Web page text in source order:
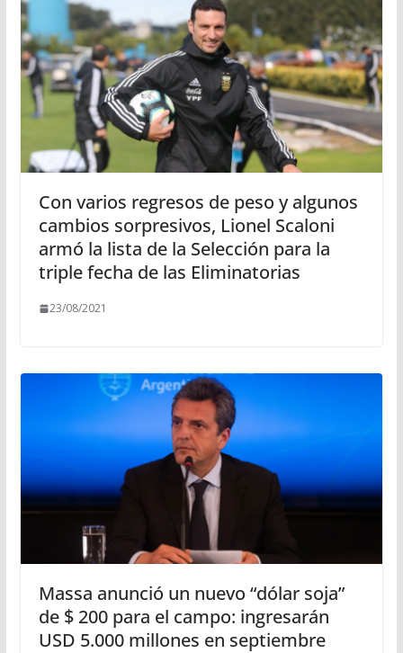
Con varios regresos de peso y algunos
cambios sorpresivos, Lionel Scaloni
armó la lista de la Selección para la
triple fecha de las Eliminatorias
23/08/2021
Massa anunció un nuevo “dólar soja”
de $ 200 para el campo: ingresarán
USD 5.000 millones en septiembre